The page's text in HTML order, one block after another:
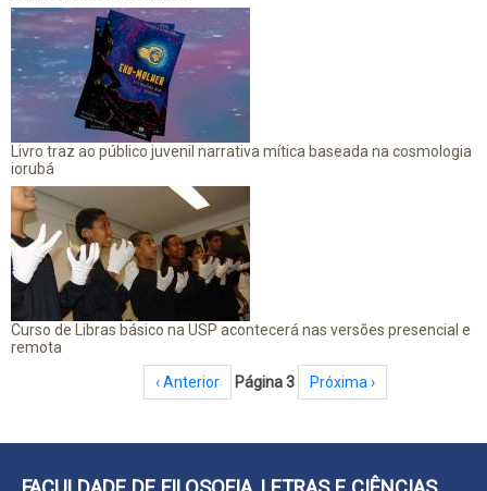
Livro traz ao público juvenil narrativa mítica baseada na cosmologia
iorubá
Curso de Libras básico na USP acontecerá nas versões presencial e
remota
Página anterior
‹ Anterior Página 3 Próxima página
Próxima ›